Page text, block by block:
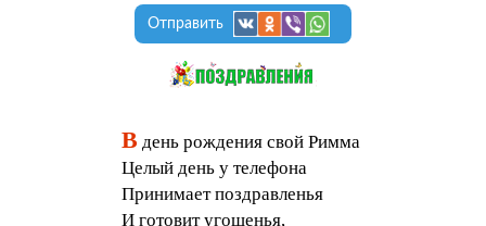
Отправить
В день рождения свой Римма
Целый день у телефона
Принимает поздравленья
И готовит угощенья,